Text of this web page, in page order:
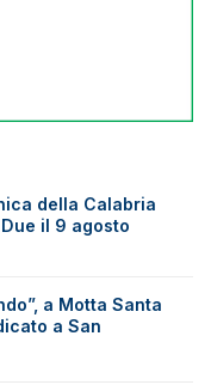
della Calabria
il 9 agosto
a Motta Santa
a San